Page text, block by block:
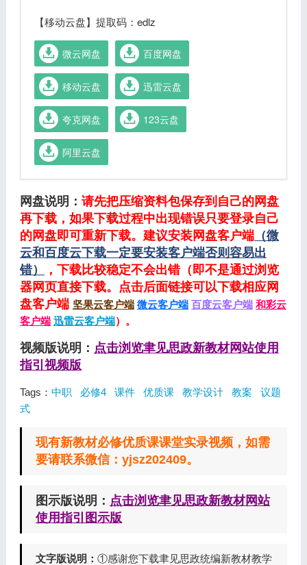
【移动云盘】提取码：edlz
微云网盘 百度网盘
移动云盘 迅雷云盘
夸克网盘 123云盘
阿里云盘
网盘说明： 请先把压缩资料包保存到自己的网盘
再下载，如果下载过程中出现错误只要登录自己
的网盘即可重新下载。建议安装网盘客户端（微
云和百度云下载一定要安装客户端否则容易出
错）
，下载比较稳定不会出错（即不是通过浏览
器网页直接下载。点击后面链接可以下载相应网
盘客户端 坚果云客户端 微云客户端 百度云客户端 和彩云
客户端 迅雷云客户端）。
视频版说明： 点击浏览聿见思政新教材网站使用
指引视频版
Tags： 中职 必修4 课件 优质课 教学设计 教案
议题
式
现有新教材必修优质课课堂实录视频，如需
要请联系微信：yjsz202409。
图示版说明： 点击浏览聿见思政新教材网站
使用指引图示版
文字版说明： ①感谢您下载聿见思政统编新教材教学